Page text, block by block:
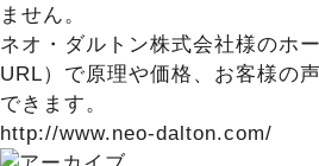
ません。
ネオ・ダルトン株式会社様のホ
URL）で原理や価格、お客様の
できます。
http://www.neo-dalton.com/